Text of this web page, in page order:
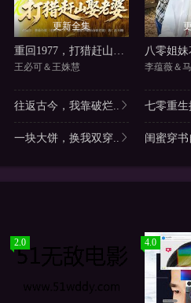
更新全集
重回1977，打猎赶山娶老婆
王必可＆王姝慧 李蕴薇＆
往返古今，我靠破烂.. 七零重
一块大饼，换我双穿.. 闺蜜穿
2.0 4.0